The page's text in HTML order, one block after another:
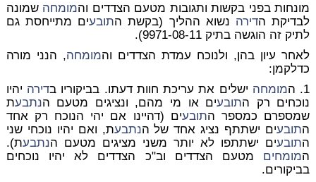
מונחות בפני בקשות ותגובות מטעם הצדדים והמומחה שמונה
לבדיקת הדירה נשוא ההליך (בקשת התובעים מתייחסת גם
לתיק זה הוגשה בתיק 9971-08-11).
לאחר עיון בהן, ולנוכח עמדת הצדדים והמומחה, הנני מורה
כדלקמן:
1. ה
מומחה ישלים את עריכת חוות דעתו. בביקוריו בדירה יהיו
נוכחים רק התובעים או מי מהם, ונציגים מטעם הנתבעת
שמספרם כמספר התובעים (דהיינו אם יהי הנוכח רק אחד
התובעים ישתתף נציג אחד של הנתבעת, ואם יהיו נוכחי שני
התובעים ישתתפו לא יותר משני מציגים מטעם הנתבעת).
המומחים מטעם הצדדים וב"כ הצדדים לא יהיו נוכחים
בביקורים.